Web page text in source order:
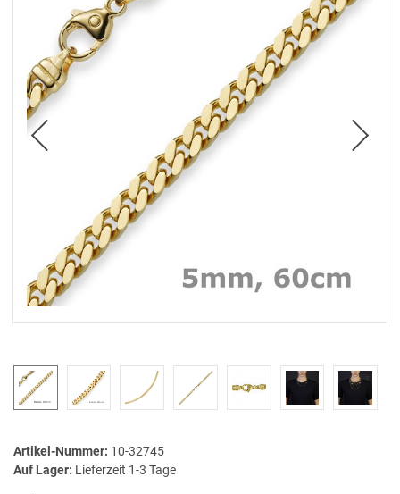
Artikel-Nummer: 10-32745
Auf Lager: Lieferzeit 1-3 Tage